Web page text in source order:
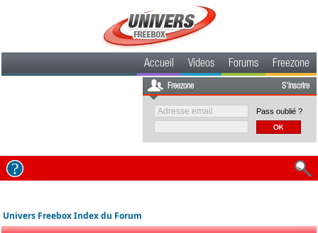
Accueil Videos Forums Freezone
Freezone S'inscrire
Pass oublié ?
Univers Freebox Index du Forum